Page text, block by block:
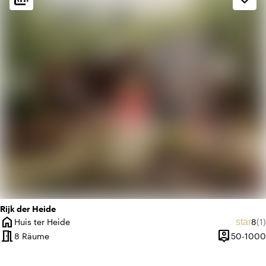
Rijk der Heide
home
Ort
Huis ter Heide star8(1)
meeting_room8 Räume person_pin
Kapazität
50-1000
info
Ländlich